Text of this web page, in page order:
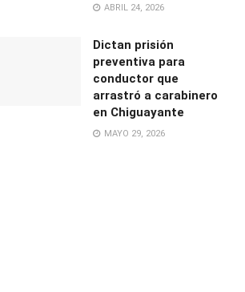
ABRIL 24, 2026
Dictan prisión
preventiva para
conductor que
arrastró a carabinero
en Chiguayante
MAYO 29, 2026